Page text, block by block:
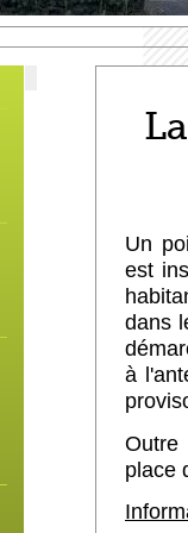
Un
est
dans
à
Outre
place